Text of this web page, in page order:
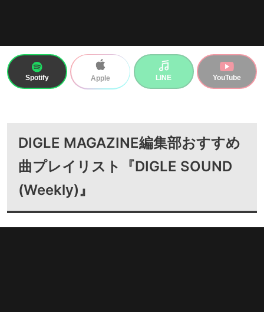
Spotify Apple LINE YouTube
DIGLE MAGAZINE編集部おすすめ
曲プレイリスト『DIGLE SOUND
(Weekly)』